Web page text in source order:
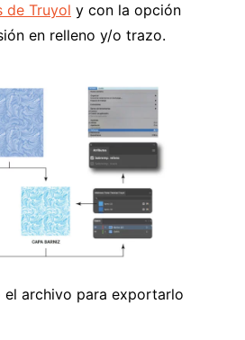
de Truyol y con la opción
en relleno y/o trazo.
el archivo para exportarlo